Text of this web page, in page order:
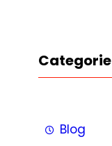
Categorie
Blog